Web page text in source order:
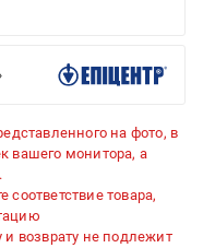
на фото, в
вашего монитора, а
соответствие товара,
и возврату не подлежит